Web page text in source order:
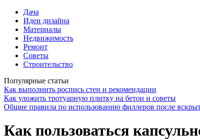
Дача
Идеи дизайна
Материалы
Недвижимость
Ремонт
Советы
Строительство
Популярные статьи
Как выполнить роспись стен и рекомендации
Как уложить тротуарную плитку на бетон и советы
Общие правила по использованию филлеров после
Как пользоваться